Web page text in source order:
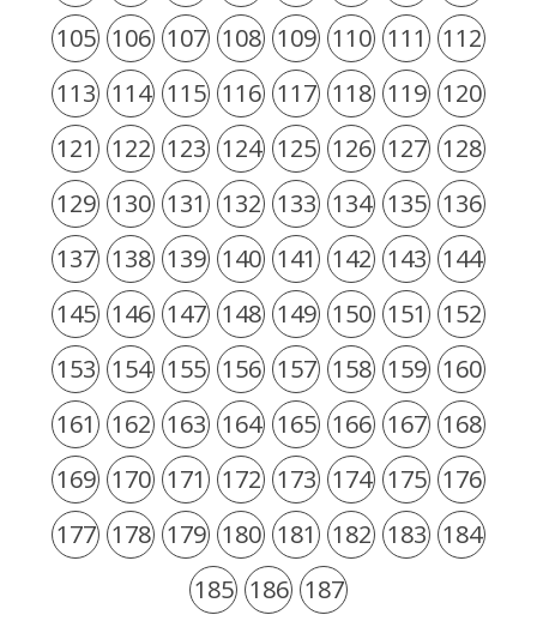
105 106 107 108 109 110 111 112
113 114 115 116 117 118 119 120
121 122 123 124 125 126 127 128
129 130 131 132 133 134 135 136
137 138 139 140 141 142 143 144
145 146 147 148 149 150 151 152
153 154 155 156 157 158 159 160
161 162 163 164 165 166 167 168
169 170 171 172 173 174 175 176
177 178 179 180 181 182 183 184
185 186 187